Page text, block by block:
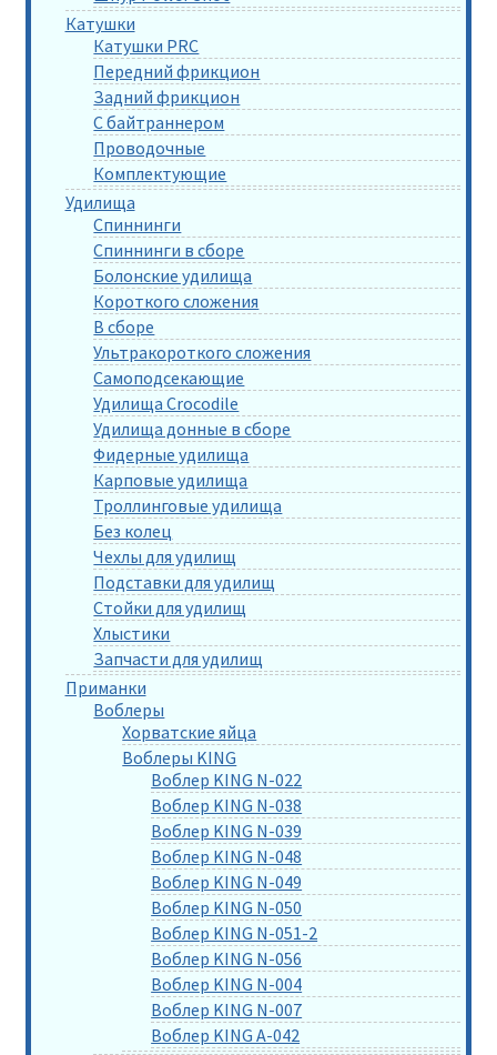
Катушки
Катушки PRC
Передний фрикцион
Задний фрикцион
С байтраннером
Проводочные
Комплектующие
Удилища
Спиннинги
Спиннинги в сборе
Болонские удилища
Короткого сложения
В сборе
Ультракороткого сложения
Самоподсекающие
Удилища Crocodile
Удилища донные в сборе
Фидерные удилища
Карповые удилища
Троллинговые удилища
Без колец
Чехлы для удилищ
Подставки для удилищ
Стойки для удилищ
Хлыстики
Запчасти для удилищ
Приманки
Воблеры
Хорватские яйца
Воблеры KING
Воблер KING N-022
Воблер KING N-038
Воблер KING N-039
Воблер KING N-048
Воблер KING N-049
Воблер KING N-050
Воблер KING N-051-2
Воблер KING N-056
Воблер KING N-004
Воблер KING N-007
Воблер KING A-042